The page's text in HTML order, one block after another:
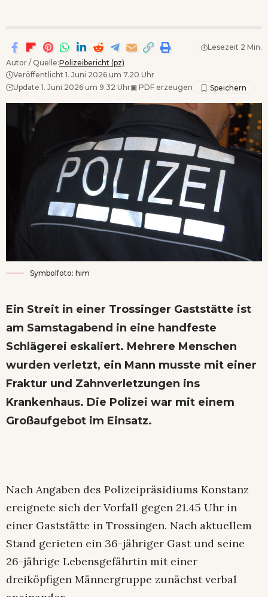
Autor / Quelle:Polizeibericht (pz)
Veröffentlicht 1. Juni 2026 um 7.20 Uhr
Update 1. Juni 2026 um 9.32 Uhr▣ PDF erzeugen
Lesezeit 2 Min.
Symbolfoto: him
Ein Streit in einer Trossinger Gaststätte ist
am Samstagabend in eine handfeste
Schlägerei eskaliert. Mehrere Menschen
wurden verletzt, ein Mann musste mit einer
Fraktur und Zahnverletzungen ins
Krankenhaus. Die Polizei war mit einem
Großaufgebot im Einsatz.
Nach Angaben des Polizeipräsidiums Konstanz
ereignete sich der Vorfall gegen 21.45 Uhr in
einer Gaststätte in Trossingen. Nach aktuellem
Stand gerieten ein 36-jähriger Gast und seine
26-jährige Lebensgefährtin mit einer
dreiköpfigen Männergruppe zunächst verbal